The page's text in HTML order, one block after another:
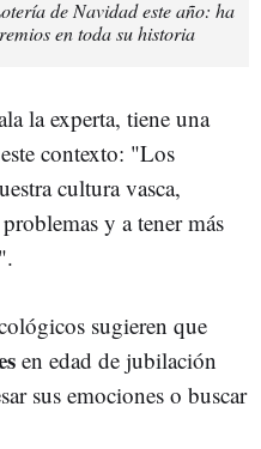
de Navidad este año: ha
en toda su historia
la experta, tiene una
contexto: "Los
cultura vasca,
y a tener más
sugieren que
en edad de jubilación
sus emociones o buscar